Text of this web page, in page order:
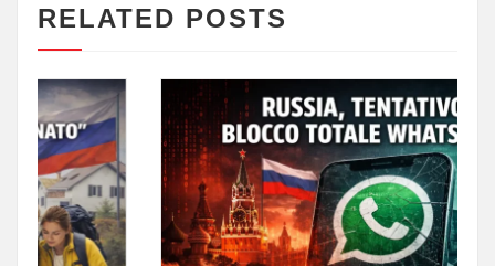
RELATED POSTS